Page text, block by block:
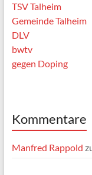
TSV Talheim
Gemeinde Talheim
DLV
bwtv
gegen Doping
Kommentare
Manfred Rappold